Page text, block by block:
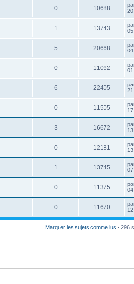
0 10688
20
1 13743
05
5 20668
04
0 11062
01
6 22405
21
0 11505
3 16672
0 12181
1 13745
07
0 11375
04
0 11670
Marquer les sujets comme lus • 296